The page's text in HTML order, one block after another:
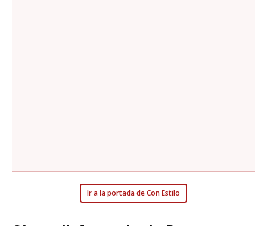
Ir a la portada de Con Estilo